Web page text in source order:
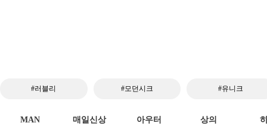
#러블리 #모던시크 #유니크
MAN 매일신상 아우터 상의